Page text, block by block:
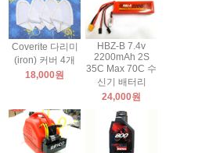
Coverite 다리미
(iron) 커버 4개
18,000원
HBZ-B 7.4v
2200mAh 2S
35C Max 70C 수
신기 배터리
24,000원